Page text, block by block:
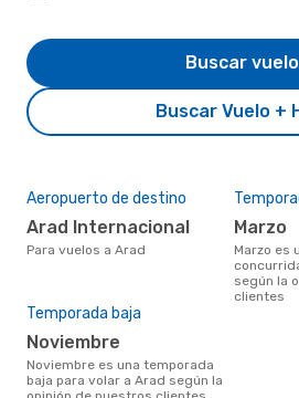
Buscar Vuelo +
Buscar
Aeropuerto de destino
Arad Internacional
Para vuelos a Arad
marzo
marzo es una época muy
según la
clientes
Temporada baja
noviembre
noviembre es una temporada
baja para volar a Arad según la